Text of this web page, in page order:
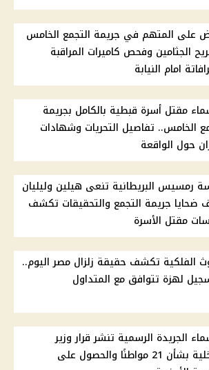
على المتهم في جريمة التجمع الخامس
الجثامين وفحص كاميرات المراقبة
امام النيابة
مقتل أسرة قبطية بالكامل بجريمة
الخامس.. تفاصيل التحريات وشهادات
حول الواقعة
رمسيس البريطانية تنعى هيلين وليليان
ضحايا جريمة التجمع والتحقيقات تكشف
مقتل الأسرة
الفلكية تكشف حقيقة زلزال مصر اليوم..
لهزة تتوافق مع المتداول
الجريدة الرسمية تنشر قرار وزير
الداخلية بشأن 21 مواطنًا والحصول على